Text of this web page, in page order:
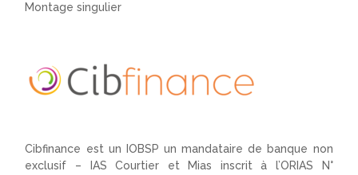
Montage singulier
Cibfinance est un IOBSP un mandataire de banque non
exclusif – IAS Courtier et Mias inscrit à l’ORIAS N°